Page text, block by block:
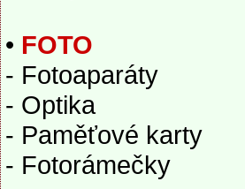
• FOTO
- Fotoaparáty
- Optika
- Paměťové karty
- Fotorámečky